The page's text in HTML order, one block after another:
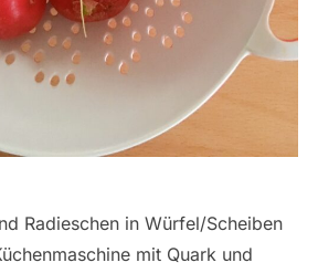
Radieschen in Würfel/Scheiben
mit Quark und